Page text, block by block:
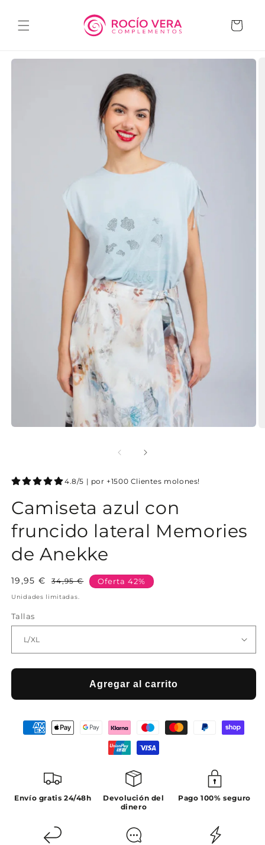
al contenido
Carrito
directamente
4.8/5 | por +1500 Clientes molones!
Camiseta azul con
fruncido lateral Memories
de Anekke
Precio
34,95 €
Precio
19,95 € Oferta 42%
Unidades limitadas.
Tallas
Agregar al carrito
Envío gratis 24/48h
Devolución del
dinero
Pago 100% seguro